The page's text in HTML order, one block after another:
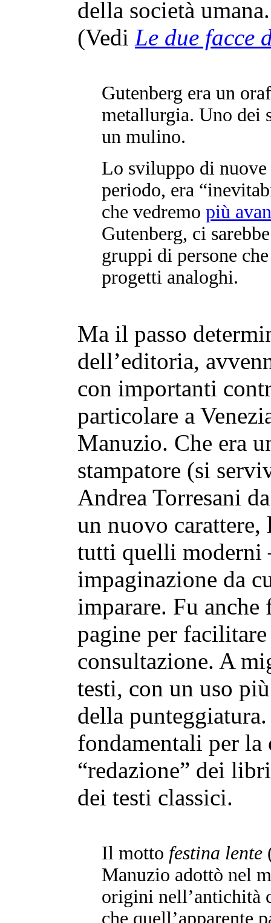
della società umana.
(Vedi Le due facce
Gutenberg era un
metallurgia. Uno dei
un mulino.
Lo sviluppo di
periodo, era
che vedremo più
Gutenberg, ci
gruppi di persone
progetti analoghi.
Ma il passo
dell’editoria,
con importanti
particolare a
Manuzio. Che era
stampatore (si
Andrea Torresani
un nuovo
tutti quelli moderni
impaginazione da
imparare. Fu
pagine per
consultazione. A
testi, con un uso
della
fondamentali per
“redazione” dei
dei testi classici.
Il motto festina lente
Manuzio adottò nel
origini nell’antichità
che quell’apparente